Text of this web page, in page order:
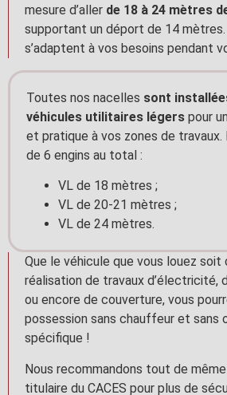
mesure d’aller de 18 à 24 mètres
supportant un déport de 14
s’adaptent à vos besoins pendant
Toutes nos nacelles sont
véhicules utilitaires légers pour
et pratique à vos zones de travaux.
de 6 engins au total :
VL de 18 mètres ;
VL de 20-21 mètres ;
VL de 24 mètres.
Que le véhicule que vous louez soit
réalisation de travaux d’électricité,
ou encore de couverture, vous
possession sans chauffeur et sans
spécifique !
Nous recommandons tout de
titulaire du CACES pour plus de